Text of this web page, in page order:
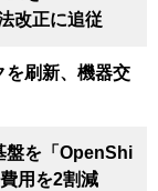
改正に追従
を刷新、機器交
盤を「OpenShi
用を2割減